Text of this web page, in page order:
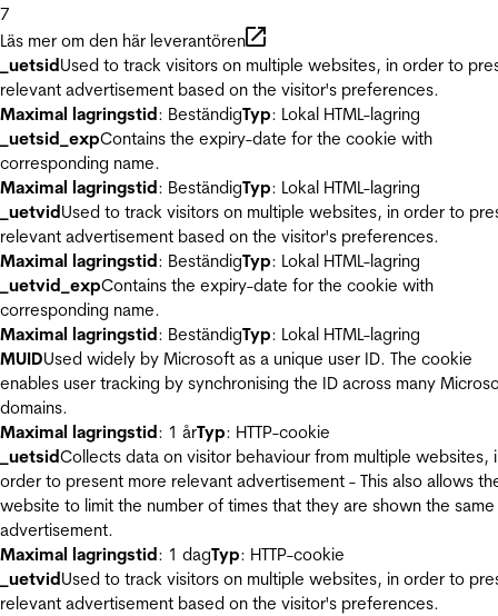
7
Läs mer om den här leverantören
_uetsidUsed to track visitors on multiple websites, in order to
relevant advertisement based on the visitor's preferences.
Maximal lagringstid: BeständigTyp: Lokal HTML-lagring
_uetsid_expContains the expiry-date for the cookie with
corresponding name.
Maximal lagringstid: BeständigTyp: Lokal HTML-lagring
_uetvidUsed to track visitors on multiple websites, in order to
relevant advertisement based on the visitor's preferences.
Maximal lagringstid: BeständigTyp: Lokal HTML-lagring
_uetvid_expContains the expiry-date for the cookie with
corresponding name.
Maximal lagringstid: BeständigTyp: Lokal HTML-lagring
MUIDUsed widely by Microsoft as a unique user ID. The cookie
enables user tracking by synchronising the ID across many
domains.
Maximal lagringstid: 1 årTyp: HTTP-cookie
_uetsidCollects data on visitor behaviour from multiple websites,
order to present more relevant advertisement - This also allows
website to limit the number of times that they are shown the same
advertisement.
Maximal lagringstid: 1 dagTyp: HTTP-cookie
_uetvidUsed to track visitors on multiple websites, in order to
relevant advertisement based on the visitor's preferences.